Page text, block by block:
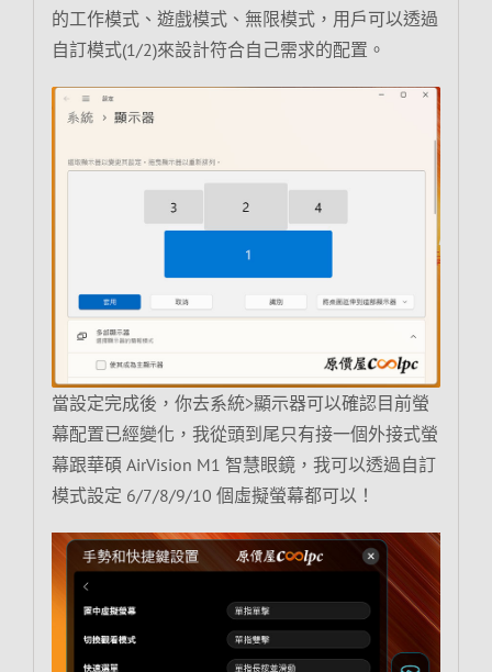
的工作模式、遊戲模式、無限模式，用戶可以透過
自訂模式(1/2)來設計符合自己需求的配置。
當設定完成後，你去系統>顯示器可以確認目前螢
幕配置已經變化，我從頭到尾只有接一個外接式螢
幕跟華碩 AirVision M1 智慧眼鏡，我可以透過自訂
模式設定 6/7/8/9/10 個虛擬螢幕都可以！